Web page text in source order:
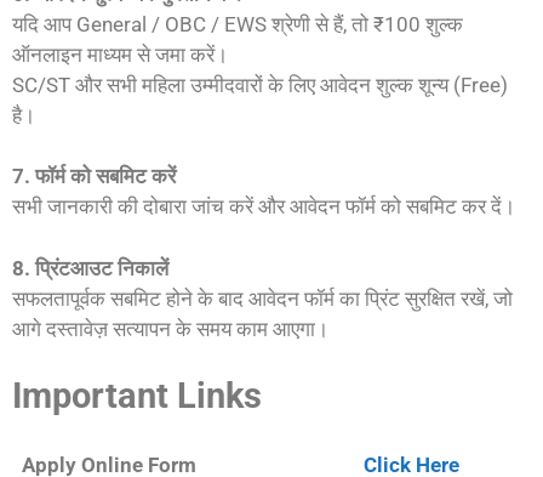
यदि आप General / OBC / EWS श्रेणी से हैं, तो ₹100 शुल्क
ऑनलाइन माध्यम से जमा करें।
SC/ST और सभी महिला उम्मीदवारों के लिए आवेदन शुल्क शून्य (Free)
है।
7. फॉर्म को सबमिट करें
सभी जानकारी की दोबारा जांच करें और आवेदन फॉर्म को सबमिट कर दें।
8. प्रिंटआउट निकालें
सफलतापूर्वक सबमिट होने के बाद आवेदन फॉर्म का प्रिंट सुरक्षित रखें, जो
आगे दस्तावेज़ सत्यापन के समय काम आएगा।
Important Links
Apply Online Form Click Here